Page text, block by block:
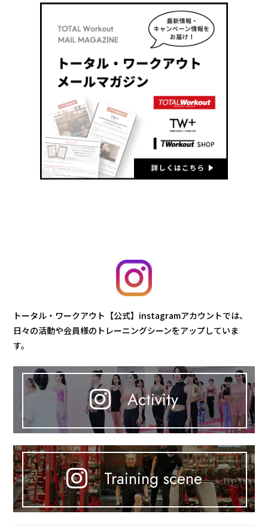
トータル・ワークアウト【公式】instagramアカウントでは、
日々の活動や会員様のトレーニングシーンをアップしていま
す。
Activity
Training scene